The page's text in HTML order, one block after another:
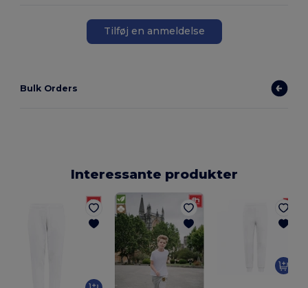
Tilføj en anmeldelse
Bulk Orders
Interessante produkter